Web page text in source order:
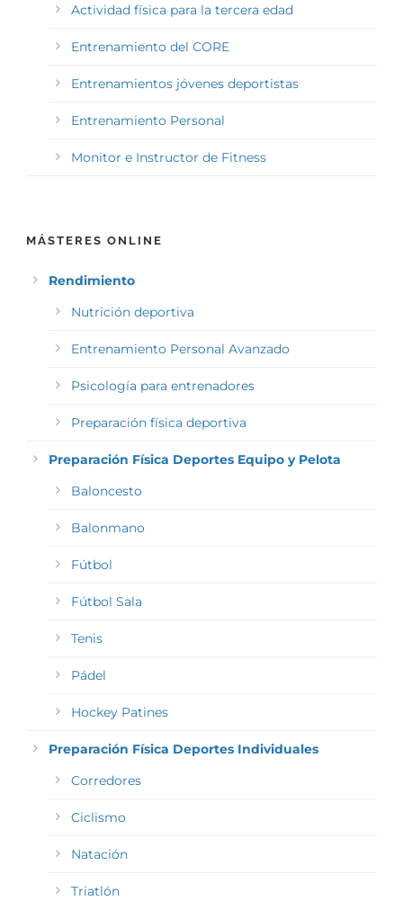
Actividad física para la tercera edad
Entrenamiento del CORE
Entrenamientos jóvenes deportistas
Entrenamiento Personal
Monitor e Instructor de Fitness
MÁSTERES ONLINE
Rendimiento
Nutrición deportiva
Entrenamiento Personal Avanzado
Psicología para entrenadores
Preparación física deportiva
Preparación Física Deportes Equipo y Pelota
Baloncesto
Balonmano
Fútbol
Fútbol Sala
Tenis
Pádel
Hockey Patines
Preparación Física Deportes Individuales
Corredores
Ciclismo
Natación
Triatlón